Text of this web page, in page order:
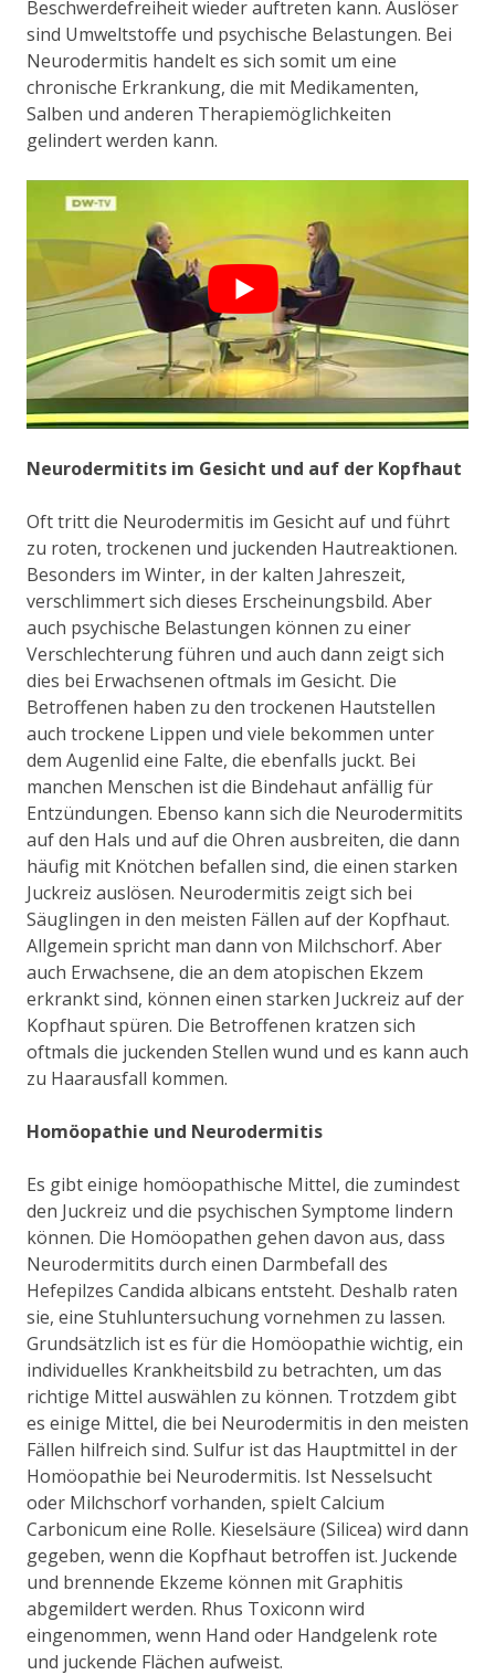
Beschwerdefreiheit wieder auftreten kann. Auslöser
sind Umweltstoffe und psychische Belastungen. Bei
Neurodermitis handelt es sich somit um eine
chronische Erkrankung, die mit Medikamenten,
Salben und anderen Therapiemöglichkeiten
gelindert werden kann.
Neurodermitits im Gesicht und auf der Kopfhaut
Oft tritt die Neurodermitis im Gesicht auf und führt
zu roten, trockenen und juckenden Hautreaktionen.
Besonders im Winter, in der kalten Jahreszeit,
verschlimmert sich dieses Erscheinungsbild. Aber
auch psychische Belastungen können zu einer
Verschlechterung führen und auch dann zeigt sich
dies bei Erwachsenen oftmals im Gesicht. Die
Betroffenen haben zu den trockenen Hautstellen
auch trockene Lippen und viele bekommen unter
dem Augenlid eine Falte, die ebenfalls juckt. Bei
manchen Menschen ist die Bindehaut anfällig für
Entzündungen. Ebenso kann sich die Neurodermitits
auf den Hals und auf die Ohren ausbreiten, die dann
häufig mit Knötchen befallen sind, die einen starken
Juckreiz auslösen. Neurodermitis zeigt sich bei
Säuglingen in den meisten Fällen auf der Kopfhaut.
Allgemein spricht man dann von Milchschorf. Aber
auch Erwachsene, die an dem atopischen Ekzem
erkrankt sind, können einen starken Juckreiz auf der
Kopfhaut spüren. Die Betroffenen kratzen sich
oftmals die juckenden Stellen wund und es kann auch
zu Haarausfall kommen.
Homöopathie und Neurodermitis
Es gibt einige homöopathische Mittel, die zumindest
den Juckreiz und die psychischen Symptome lindern
können. Die Homöopathen gehen davon aus, dass
Neurodermitits durch einen Darmbefall des
Hefepilzes Candida albicans entsteht. Deshalb raten
sie, eine Stuhluntersuchung vornehmen zu lassen.
Grundsätzlich ist es für die Homöopathie wichtig, ein
individuelles Krankheitsbild zu betrachten, um das
richtige Mittel auswählen zu können. Trotzdem gibt
es einige Mittel, die bei Neurodermitis in den meisten
Fällen hilfreich sind. Sulfur ist das Hauptmittel in der
Homöopathie bei Neurodermitis. Ist Nesselsucht
oder Milchschorf vorhanden, spielt Calcium
Carbonicum eine Rolle. Kieselsäure (Silicea) wird dann
gegeben, wenn die Kopfhaut betroffen ist. Juckende
und brennende Ekzeme können mit Graphitis
abgemildert werden. Rhus Toxiconn wird
eingenommen, wenn Hand oder Handgelenk rote
und juckende Flächen aufweist.